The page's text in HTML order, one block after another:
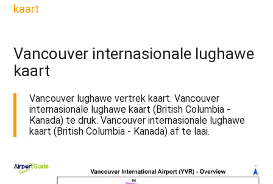
kaart
Vancouver internasionale lughawe
kaart
Vancouver lughawe vertrek kaart. Vancouver
internasionale lughawe kaart (British Columbia -
Kanada) te druk. Vancouver internasionale lughawe
kaart (British Columbia - Kanada) af te laai.